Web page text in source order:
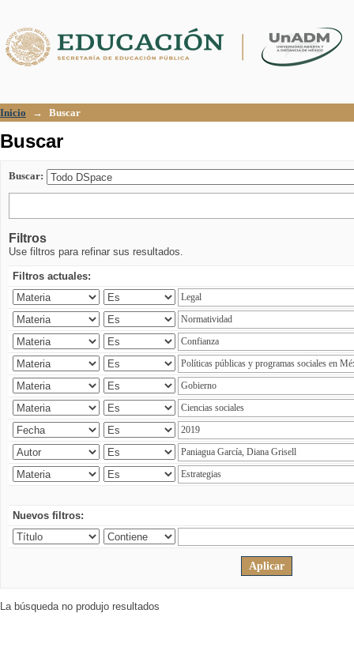
Inicio → Buscar
Buscar
Buscar:
Filtros
Use filtros para refinar sus resultados.
Filtros actuales:
Nuevos filtros:
La búsqueda no produjo resultados